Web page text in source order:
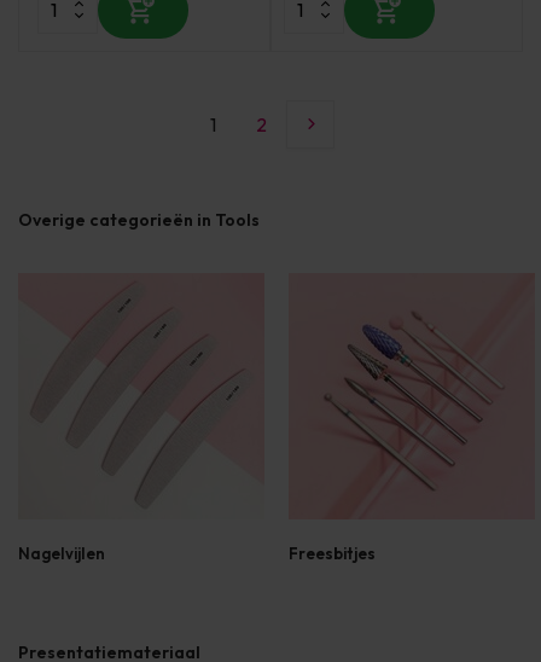
1 2
Overige categorieën in Tools
Nagelvijlen Freesbitjes
Presentatiemateriaal